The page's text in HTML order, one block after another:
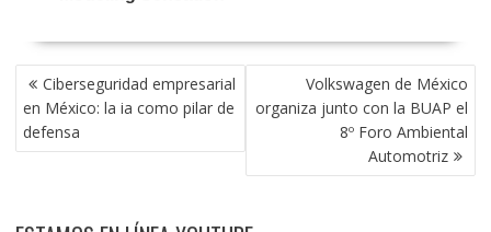
NAVEGACIÓN
DE
ENTRADAS
Ciberseguridad empresarial
en México: la ia como pilar de
defensa
Volkswagen de México
organiza junto con la BUAP el
8º Foro Ambiental
Automotriz